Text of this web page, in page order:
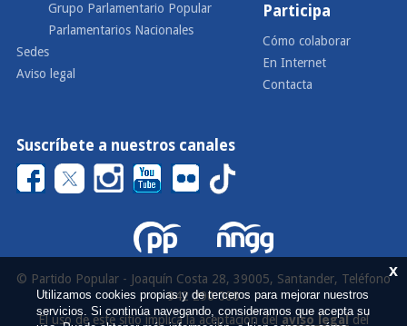
Grupo Parlamentario Popular
Parlamentarios Nacionales
Sedes
Aviso legal
Participa
Cómo colaborar
En Internet
Contacta
Suscríbete a nuestros canales
© Partido Popular - Joaquín Costa 28, 39005, Santander, Teléfono
942 290 000
El uso de este sitio implica la aceptación delaviso legaldel
x
Utilizamos cookies propias y de terceros para mejorar nuestros
servicios. Si continúa navegando, consideramos que acepta su